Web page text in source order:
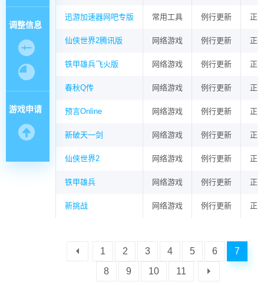
调整信息
游戏申请
迅游加速器网吧专版 常用工具 例行更新 正
仙侠世界2腾讯版 网络游戏 例行更新 正
铁甲雄兵飞火版 网络游戏 例行更新 正
春秋Q传 网络游戏 例行更新 正
预言Online 网络游戏 例行更新 正
新破天一剑 网络游戏 例行更新 正
仙侠世界2 网络游戏 例行更新 正
铁甲雄兵 网络游戏 例行更新 正
新挑战 网络游戏 例行更新 正
1 2 3 4 5 6
7
8
9 10 11